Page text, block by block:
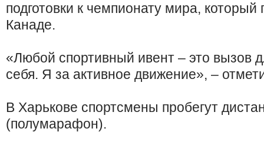
подготовки к чемпионату мира, который
Канаде.
«Любой спортивный ивент – это вызов
себя. Я за активное движение», –
В Харькове спортсмены пробегут
(полумарафон).